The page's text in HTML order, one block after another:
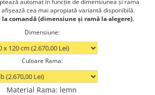
automat în funcție de dimensiunea și rama
afișează cea mai apropiată variantă disponibilă.
comandă (dimensiune și ramă la alegere).
Dimensiune:
Culoare Rama:
Material Rama: lemn